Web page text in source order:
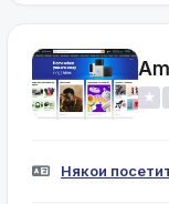
★
Някои